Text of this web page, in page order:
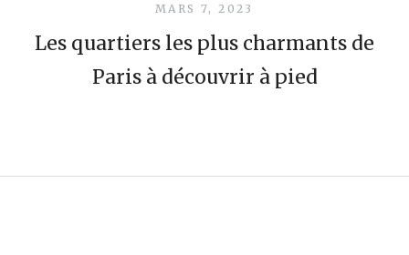
MARS 7, 2023
Les quartiers les plus charmants de
Paris à découvrir à pied